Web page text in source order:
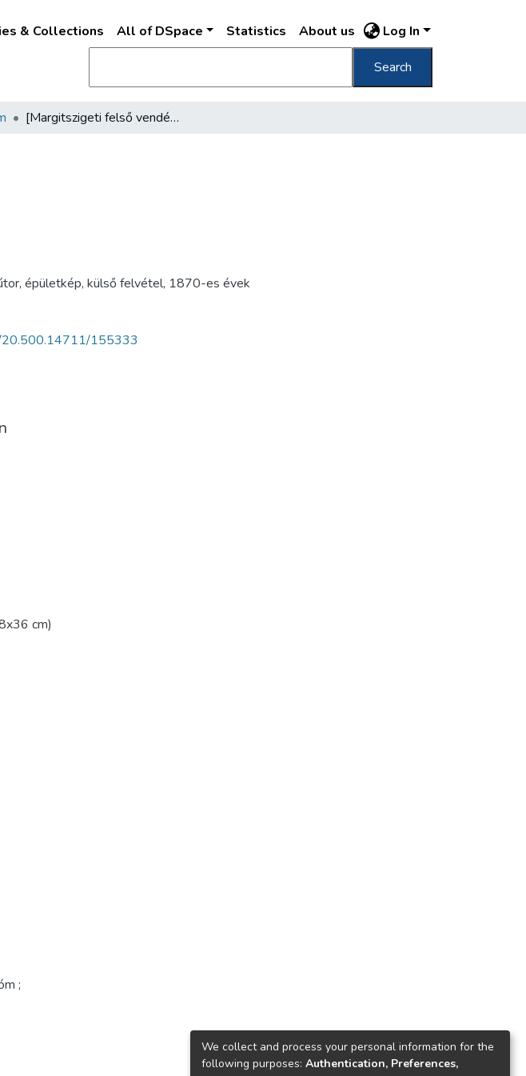
& Collections All of DSpace Statistics About us Log In
Search
[Margitszigeti felső vendéglő]
, épületkép, külső felvétel, 1870-es évek
20.500.14711/155333
cm)
;
We collect and process your personal information for the
following purposes: Authentication, Preferences,